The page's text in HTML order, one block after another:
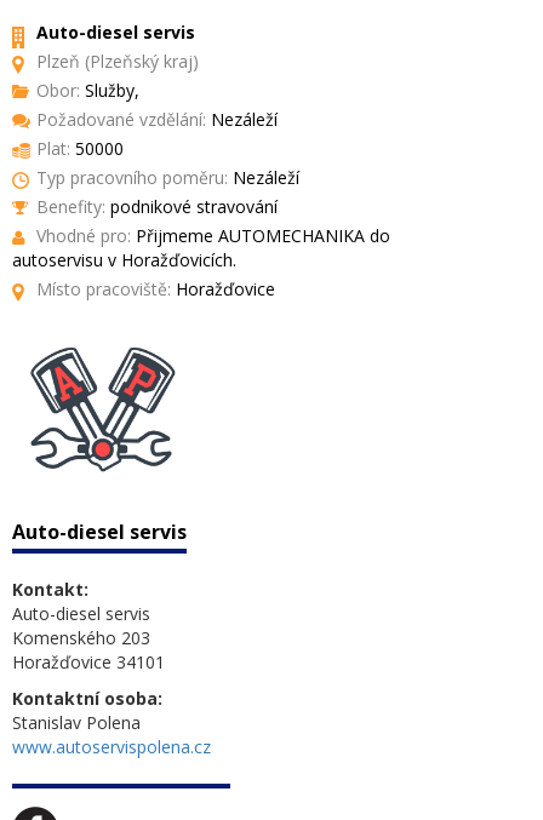
Auto-diesel servis
Plzeň (Plzeňský kraj)
Obor: Služby,
Požadované vzdělání: Nezáleží
Plat: 50000
Typ pracovního poměru: Nezáleží
Benefity: podnikové stravování
Vhodné pro: Přijmeme AUTOMECHANIKA do
autoservisu v Horažďovicích.
Místo pracoviště: Horažďovice
Auto-diesel servis
Kontakt:
Auto-diesel servis
Komenského 203
Horažďovice 34101
Kontaktní osoba:
Stanislav Polena
www.autoservispolena.cz